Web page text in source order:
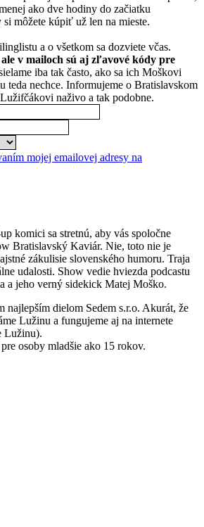
ako dve hodiny do začiatku
si môžete kúpiť už len na mieste.
a o všetkom sa dozviete včas.
v mailoch sú aj zľavové kódy pre
iba tak často, ako sa ich Moškovi
teda nechce. Informujeme o Bratislavskom
naživo a tak podobne.
mojej emailovej adresy na
komici sa stretnú, aby vás spoločne
Bratislavský Kaviár. Nie, toto nie je
zákulisie slovenského humoru. Traja
udalosti. Show vedie hviezda podcastu
a jeho verný sidekick Matej Moško.
najlepším dielom Sedem s.r.o. Akurát, že
Lužinu a fungujeme aj na internete
Lužinu).
osoby mladšie ako 15 rokov.